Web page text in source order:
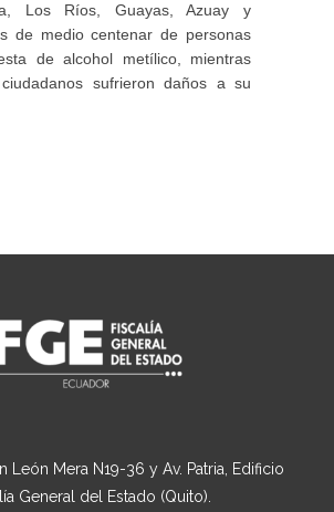
Los Ríos, Guayas, Azuay y
de medio centenar de personas
de alcohol metílico, mientras
sufrieron daños a su
León Mera N19-36 y Av. Patria, Edificio
General del Estado (Quito).